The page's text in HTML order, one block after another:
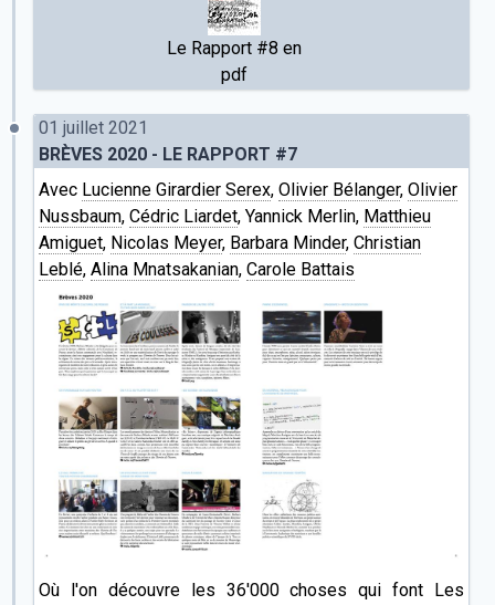
Le Rapport #8 en
pdf
01 juillet 2021
BRÈVES 2020 - LE RAPPORT #7
Avec Lucienne Girardier Serex, Olivier Bélanger, Olivier
Nussbaum, Cédric Liardet, Yannick Merlin, Matthieu
Amiguet, Nicolas Meyer, Barbara Minder, Christian
Leblé, Alina Mnatsakanian, Carole Battais
Où l'on découvre les 36'000 choses qui font Les